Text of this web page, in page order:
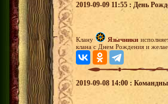
2019-09-09 11:55 : День
Клану Язычники
клана с Днем Рождения и
2019-09-08 14:00 :